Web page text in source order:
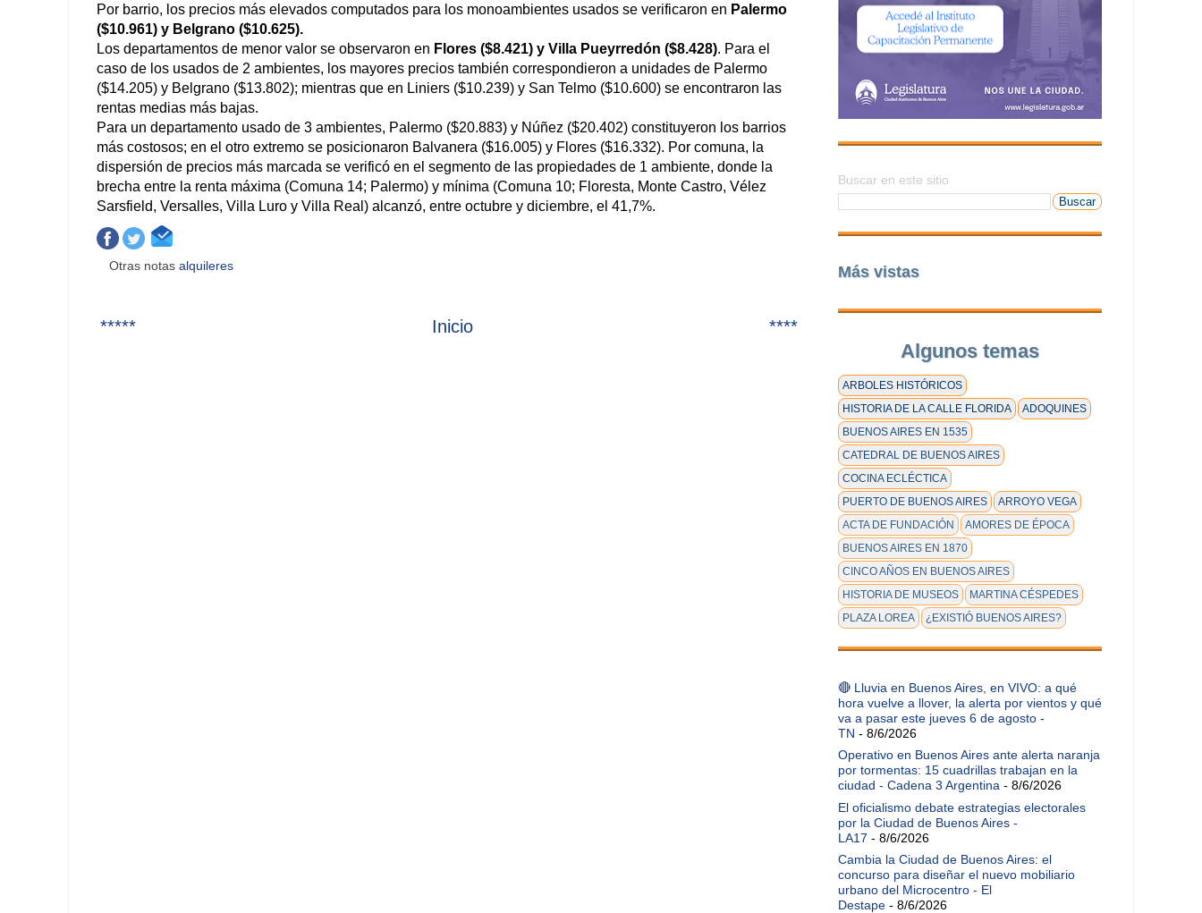
Por barrio, los precios más elevados computados para los monoambientes usados se verificaron en Palermo
($10.961) y Belgrano ($10.625).
Los departamentos de menor valor se observaron en Flores ($8.421) y Villa Pueyrredón ($8.428). Para el
caso de los usados de 2 ambientes, los mayores precios también correspondieron a unidades de Palermo
($14.205) y Belgrano ($13.802); mientras que en Liniers ($10.239) y San Telmo ($10.600) se encontraron las
rentas medias más bajas.
Para un departamento usado de 3 ambientes, Palermo ($20.883) y Núñez ($20.402) constituyeron los barrios
más costosos; en el otro extremo se posicionaron Balvanera ($16.005) y Flores ($16.332). Por comuna, la
dispersión de precios más marcada se verificó en el segmento de las propiedades de 1 ambiente, donde la
brecha entre la renta máxima (Comuna 14; Palermo) y mínima (Comuna 10; Floresta, Monte Castro, Vélez
Sarsfield, Versalles, Villa Luro y Villa Real) alcanzó, entre octubre y diciembre, el 41,7%.
Otras notasalquileres
***** ****
Inicio
Buscar en este sitio
Más vistas
Algunos temas
ARBOLES HISTÓRICOS
HISTORIA DE LA CALLE FLORIDA
ADOQUINES
BUENOS AIRES EN 1535
CATEDRAL DE BUENOS AIRES
COCINA ECLÉCTICA
PUERTO DE BUENOS AIRES
ARROYO VEGA
ACTA DE FUNDACIÓN
AMORES DE ÉPOCA
BUENOS AIRES EN 1870
CINCO AÑOS EN BUENOS AIRES
HISTORIA DE MUSEOS
MARTINA CÉSPEDES
PLAZA LOREA
¿EXISTIÓ BUENOS AIRES?
🔴 Lluvia en Buenos Aires, en VIVO: a qué
hora vuelve a llover, la alerta por vientos y qué
va a pasar este jueves 6 de agosto -
TN - 8/6/2026
Operativo en Buenos Aires ante alerta naranja
por tormentas: 15 cuadrillas trabajan en la
ciudad - Cadena 3 Argentina - 8/6/2026
El oficialismo debate estrategias electorales
por la Ciudad de Buenos Aires -
LA17 - 8/6/2026
Cambia la Ciudad de Buenos Aires: el
concurso para diseñar el nuevo mobiliario
urbano del Microcentro - El
Destape - 8/6/2026